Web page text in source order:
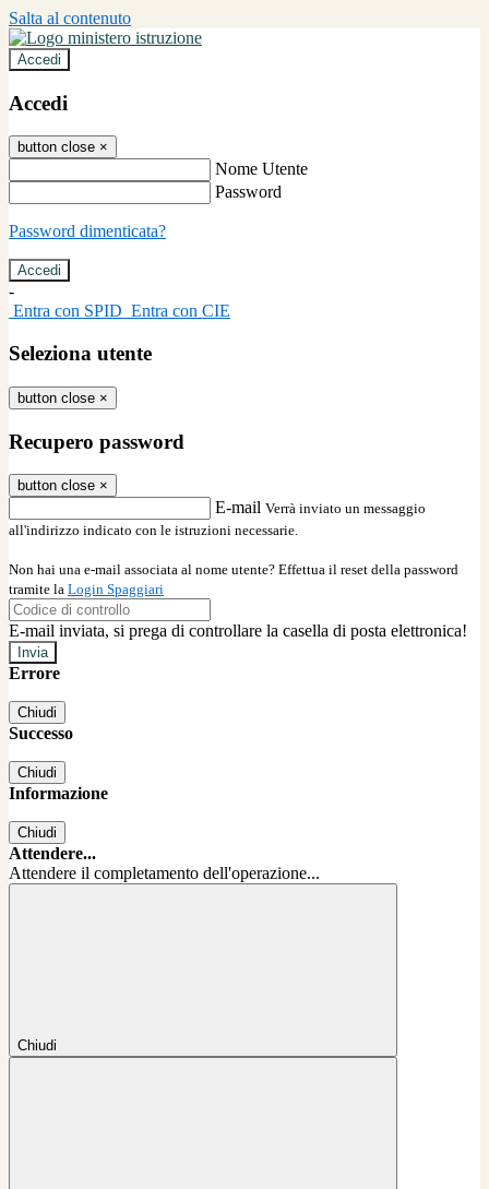
Salta al contenuto
Accedi
Accedi
button close ×
Nome Utente
Password
Password dimenticata?
-
Entra con SPID Entra con CIE
Seleziona utente
button close ×
Recupero password
button close ×
E-mail Verrà inviato un messaggio
all'indirizzo indicato con le istruzioni necessarie.
Non hai una e-mail associata al nome utente? Effettua il reset della password
tramite la Login Spaggiari
E-mail inviata, si prega di controllare la casella di posta elettronica!
Errore
Chiudi
Successo
Chiudi
Informazione
Chiudi
Attendere...
Attendere il completamento dell'operazione...
Chiudi